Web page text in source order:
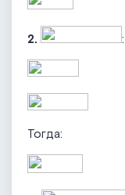
2. :
Тогда: